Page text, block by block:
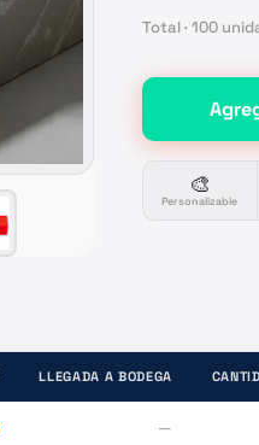
Total · 100
🎨
Personalizable
LLEGADA A BODEGA
—